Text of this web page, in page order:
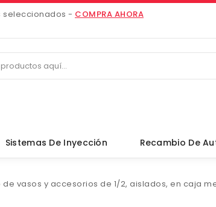
seleccionados - COMPRA AHORA
Sistemas De Inyección Recambio De
de vasos y accesorios de 1/2, aislados, en caja